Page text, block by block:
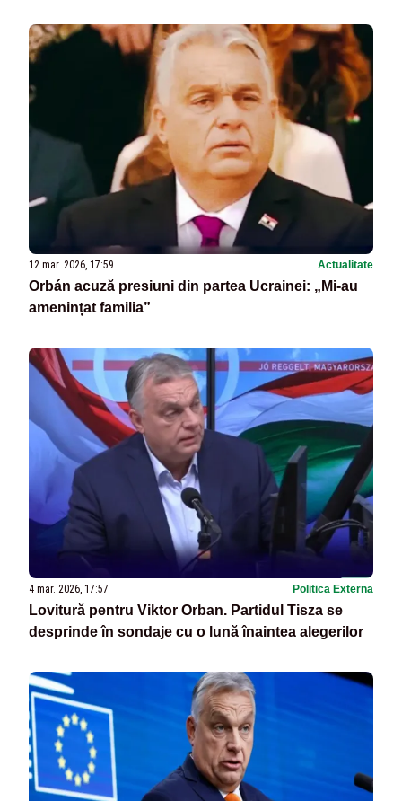
12 mar. 2026, 17:59 Actualitate
Orbán acuză presiuni din partea Ucrainei: „Mi-au
amenințat familia”
4 mar. 2026, 17:57 Politica Externa
Lovitură pentru Viktor Orban. Partidul Tisza se
desprinde în sondaje cu o lună înaintea alegerilor